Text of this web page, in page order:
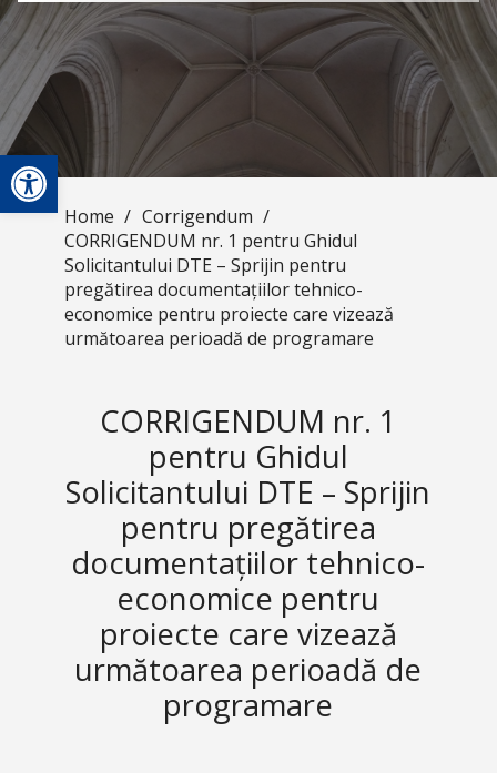
Open toolbar
Home / Corrigendum /
CORRIGENDUM nr. 1 pentru Ghidul
Solicitantului DTE – Sprijin pentru
pregătirea documentațiilor tehnico-
economice pentru proiecte care vizează
următoarea perioadă de programare
CORRIGENDUM nr. 1
pentru Ghidul
Solicitantului DTE – Sprijin
pentru pregătirea
documentațiilor tehnico-
economice pentru
proiecte care vizează
următoarea perioadă de
programare